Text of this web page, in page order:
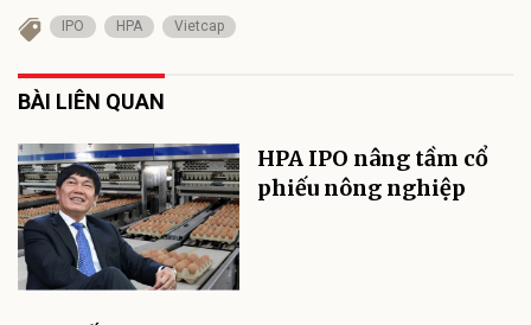
IPO HPA Vietcap
BÀI LIÊN QUAN
HPA IPO nâng tầm cổ
phiếu nông nghiệp